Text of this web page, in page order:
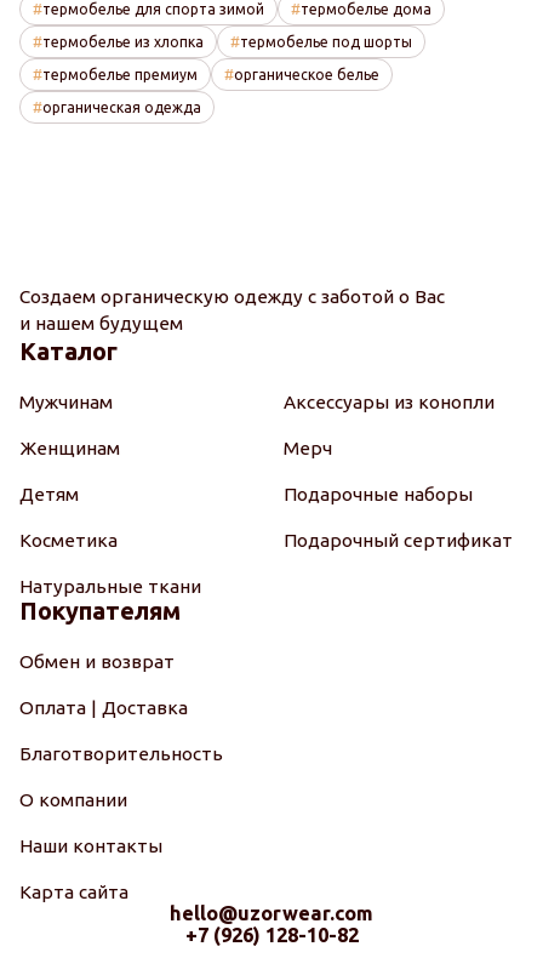
термобелье для спорта зимой термобелье дома
термобелье из хлопка термобелье под шорты
термобелье премиум органическое белье
органическая одежда
Создаем органическую одежду с заботой о Вас
и нашем будущем
Каталог
Мужчинам
Женщинам
Детям
Косметика
Натуральные ткани
Аксессуары из конопли
Мерч
Подарочные наборы
Подарочный сертификат
Покупателям
Обмен и возврат
Оплата | Доставка
Благотворительность
О компании
Наши контакты
Карта сайта
hello@uzorwear.com
+7 (926) 128-10-82